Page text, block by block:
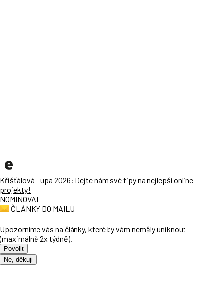
Křišťálová Lupa 2026: Dejte nám své tipy na nejlepší online
projekty!
NOMINOVAT
ČLÁNKY DO MAILU
Upozorníme vás na články, které by vám neměly uniknout
(maximálně 2x týdně).
Povolit
Ne, děkuji